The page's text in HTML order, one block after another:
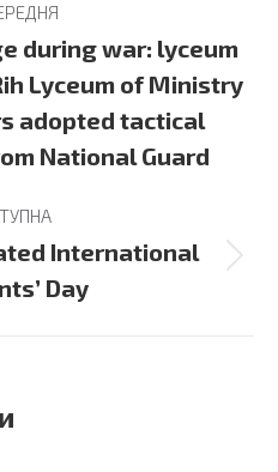
Previous
post:
during war: lyceum
Lyceum of Ministry
adopted tactical
National Guard
Next
post:
International
Day